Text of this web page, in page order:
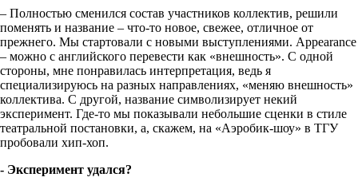
– Полностью сменился состав участников коллектив, решили
поменять и название – что-то новое, свежее, отличное от
прежнего. Мы стартовали с новыми выступлениями. Appearance
– можно с английского перевести как «внешность». С одной
стороны, мне понравилась интерпретация, ведь я
специализируюсь на разных направлениях, «меняю внешность»
коллектива. С другой, название символизирует некий
эксперимент. Где-то мы показывали небольшие сценки в стиле
театральной постановки, а, скажем, на «Аэробик-шоу» в ТГУ
пробовали хип-хоп.
- Эксперимент удался?